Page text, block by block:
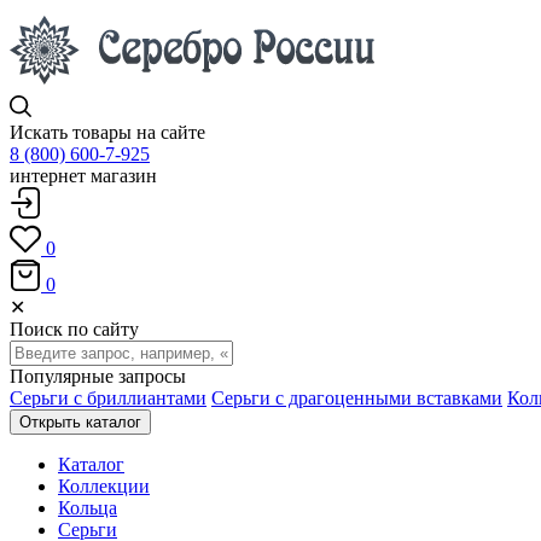
Искать товары на сайте
8 (800) 600-7-925
интернет магазин
0
0
✕
Поиск по сайту
Популярные запросы
Серьги с бриллиантами Серьги с драгоценными вставками
Открыть каталог
Каталог
Коллекции
Кольца
Серьги